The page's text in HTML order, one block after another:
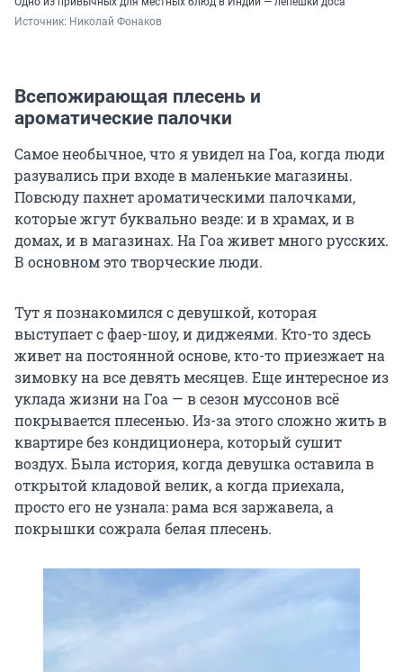
Источник: Николай Фонаков
Всепожирающая плесень и
ароматические палочки
Самое необычное, что я увидел на Гоа, когда люди
разувались при входе в маленькие магазины.
Повсюду пахнет ароматическими палочками,
которые жгут буквально везде: и в храмах, и в
домах, и в магазинах. На Гоа живет много русских.
В основном это творческие люди.
Тут я познакомился с девушкой, которая
выступает с фаер-шоу, и диджеями. Кто-то здесь
живет на постоянной основе, кто-то приезжает на
зимовку на все девять месяцев. Еще интересное из
уклада жизни на Гоа — в сезон муссонов всё
покрывается плесенью. Из-за этого сложно жить в
квартире без кондиционера, который сушит
воздух. Была история, когда девушка оставила в
открытой кладовой велик, а когда приехала,
просто его не узнала: рама вся заржавела, а
покрышки сожрала белая плесень.